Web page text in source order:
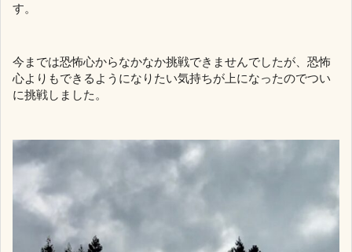
す。
今までは恐怖心からなかなか挑戦できませんでしたが、恐怖
心よりもできるようになりたい気持ちが上になったのでつい
に挑戦しました。